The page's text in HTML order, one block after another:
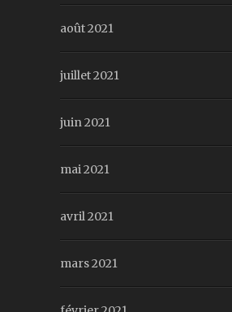
août 2021
juillet 2021
juin 2021
mai 2021
avril 2021
mars 2021